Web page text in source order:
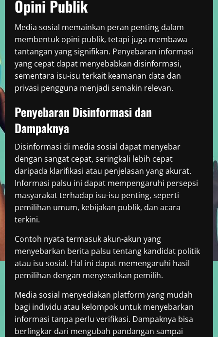
Opini Publik
Media sosial memainkan peran penting dalam
membentuk opini publik, tetapi juga membawa
tantangan yang signifikan. Penyebaran informasi
yang cepat dapat menyebabkan disinformasi,
sementara isu-isu terkait keamanan data dan
privasi pengguna menjadi semakin relevan.
Penyebaran Disinformasi dan
Dampaknya
Disinformasi di media sosial dapat menyebar
dengan sangat cepat, seringkali lebih cepat
daripada klarifikasi atau penjelasan yang akurat.
Informasi palsu ini dapat mempengaruhi persepsi
masyarakat terhadap isu-isu penting, seperti
pemilihan umum, kebijakan publik, dan acara
terkini.
Contoh nyata termasuk akun-akun yang
menyebarkan berita palsu tentang kandidat politik
atau isu sosial. Hal ini dapat memengaruhi hasil
pemilihan dengan menyesatkan pemilih.
Media sosial menyediakan platform yang mudah
bagi individu atau kelompok untuk menyebarkan
informasi tanpa perlu verifikasi. Dampaknya bisa
berlingkar dari mengubah pandangan sampai